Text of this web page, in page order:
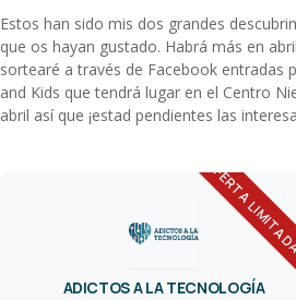
Estos han sido mis dos grandes
que os hayan gustado. Habrá más en
sortearé a través de Facebook entradas
and Kids que tendrá lugar en el Centro
abril así que ¡estad pendientes las
OFERTA
ADICTOS A LA TECNOLOGÍA